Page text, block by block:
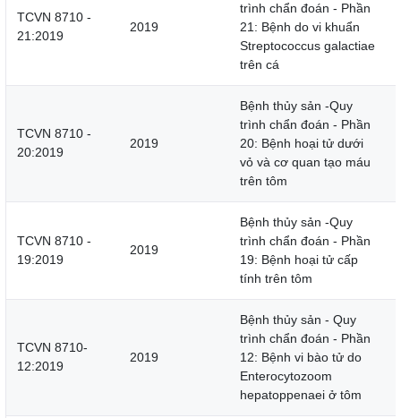
TCVN 8710 -
21:2019
2019
trình chẩn đoán - Phần
21: Bệnh do vi khuẩn
Streptococcus galactiae
trên cá
TCVN 8710 -
20:2019
2019
Bệnh thủy sản -Quy
trình chẩn đoán - Phần
20: Bệnh hoại tử dưới
vỏ và cơ quan tạo máu
trên tôm
TCVN 8710 -
19:2019
2019
Bệnh thủy sản -Quy
trình chẩn đoán - Phần
19: Bệnh hoại tử cấp
tính trên tôm
TCVN 8710-
12:2019
2019
Bệnh thủy sản - Quy
trình chẩn đoán - Phần
12: Bệnh vi bào tử do
Enterocytozoom
hepatoppenaei ở tôm